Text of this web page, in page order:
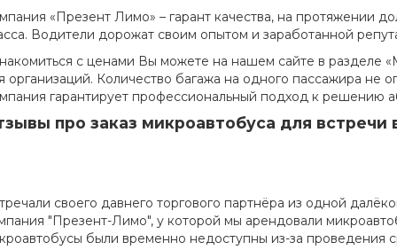
«Презент Лимо» – гарант качества, на протяжении
Водители дорожат своим опытом и заработанной
с ценами Вы можете на нашем сайте в разделе
организаций. Количество багажа на одного пассажира
гарантирует профессиональный подход к решению
про заказ микроавтобуса для встречи
своего давнего торгового партнёра из одной
"Презент-Лимо", у которой мы арендовали
были временно недоступны из-за проведения